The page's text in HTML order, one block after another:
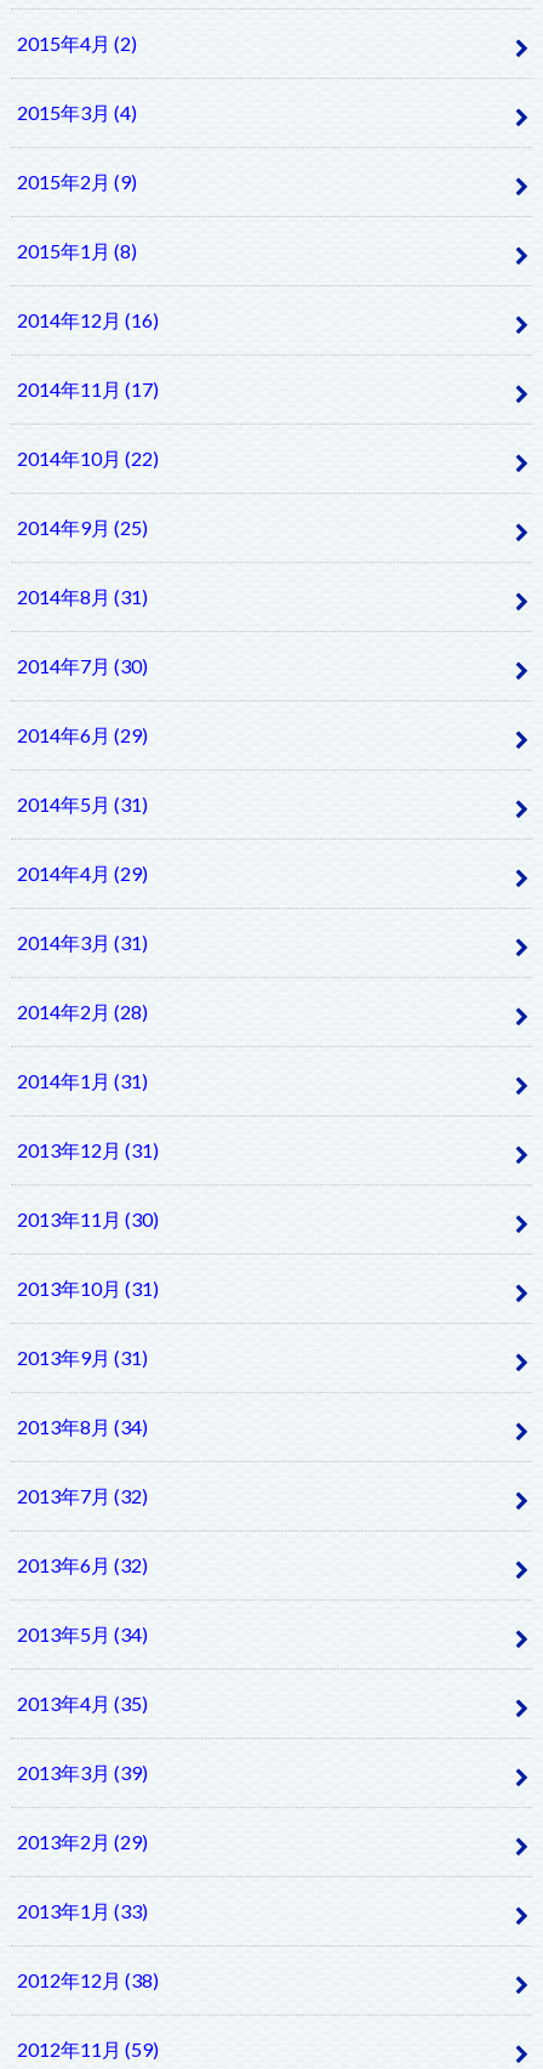
2015年4月 (2)
2015年3月 (4)
2015年2月 (9)
2015年1月 (8)
2014年12月 (16)
2014年11月 (17)
2014年10月 (22)
2014年9月 (25)
2014年8月 (31)
2014年7月 (30)
2014年6月 (29)
2014年5月 (31)
2014年4月 (29)
2014年3月 (31)
2014年2月 (28)
2014年1月 (31)
2013年12月 (31)
2013年11月 (30)
2013年10月 (31)
2013年9月 (31)
2013年8月 (34)
2013年7月 (32)
2013年6月 (32)
2013年5月 (34)
2013年4月 (35)
2013年3月 (39)
2013年2月 (29)
2013年1月 (33)
2012年12月 (38)
2012年11月 (59)